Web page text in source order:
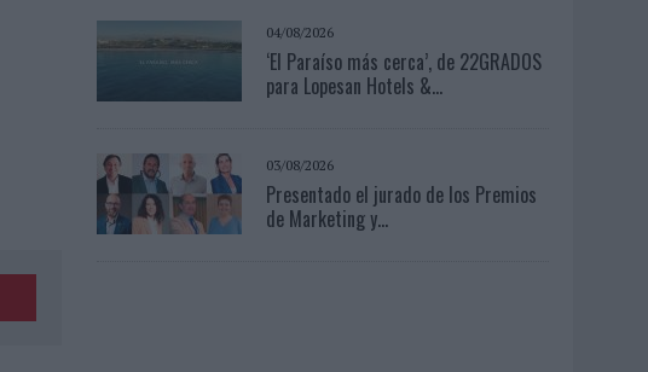
04/08/2026
‘El Paraíso más cerca’, de 22GRADOS
para Lopesan Hotels &...
03/08/2026
Presentado el jurado de los Premios
de Marketing y...